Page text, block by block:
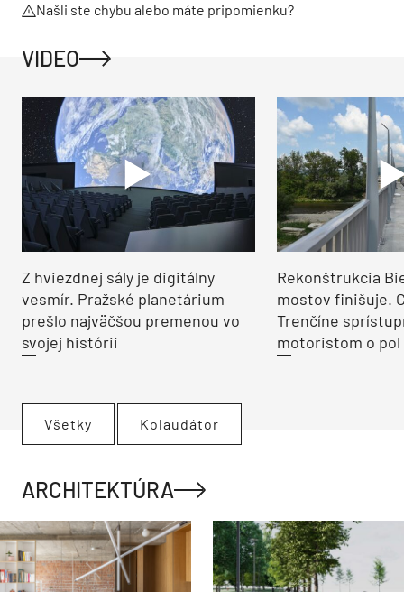
Našli ste chybu alebo máte pripomienku?
VIDEO
Z hviezdnej sály je digitálny
vesmír. Pražské planetárium
prešlo najväčšou premenou vo
svojej histórii
Rekonštrukcia
mostov finišuje.
Trenčíne
motoristom o pol
Všetky Kolaudátor
ARCHITEKTÚRA